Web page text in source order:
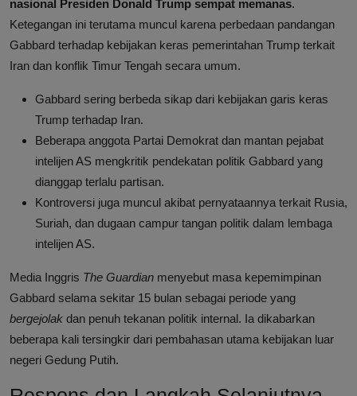
nasional Presiden Donald Trump sempat memanas.
Ketegangan ini terutama muncul karena perbedaan pandangan
Gabbard terhadap kebijakan keras pemerintahan Trump terkait
Iran dan konflik Timur Tengah secara umum.
Gabbard sering berbeda sikap dari kebijakan garis keras
Trump terhadap Iran.
Beberapa anggota Partai Demokrat dan mantan pejabat
intelijen AS mengkritik pendekatan politik Gabbard yang
dianggap terlalu partisan.
Kontroversi juga muncul akibat pernyataannya terkait Rusia,
Suriah, dan dugaan campur tangan politik dalam lembaga
intelijen AS.
Media Inggris The Guardian menyebut masa kepemimpinan
Gabbard selama sekitar 15 bulan sebagai periode yang
bergejolak dan penuh tekanan politik internal. Ia dikabarkan
beberapa kali tersingkir dari pembahasan utama kebijakan luar
negeri Gedung Putih.